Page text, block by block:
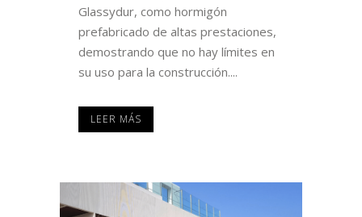
Glassydur, como hormigón
prefabricado de altas prestaciones,
demostrando que no hay límites en
su uso para la construcción....
LEER MÁS